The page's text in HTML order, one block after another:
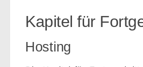
Kapitel für
Hosting